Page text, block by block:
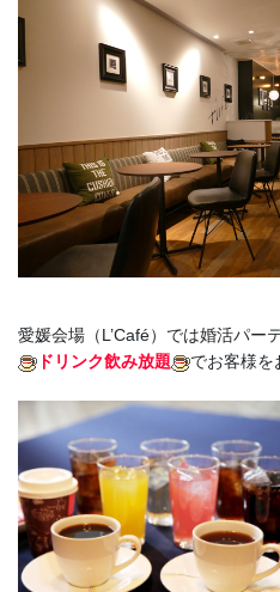
愛媛会場（L’Café）では婚活パー
ドリンク飲み放題
でお客様を